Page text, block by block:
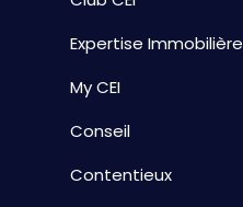
Expertise Immobilière
My CEI
Conseil
Contentieux